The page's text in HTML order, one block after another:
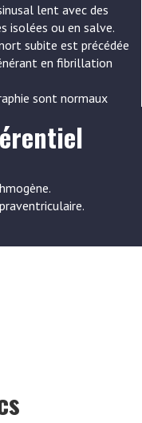
lent avec des
isolées ou en salve.
subite est précédée
en fibrillation
sont normaux